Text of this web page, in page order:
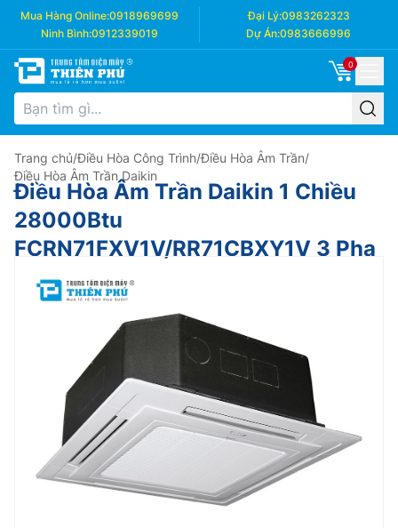
Mua Hàng Online:0918969699 Đại Lý:0983262323
Ninh Bình:0912339019 Dự Án:0983666996
0
Trang chủ/Điều Hòa Công Trình/Điều Hòa Âm Trần/
Điều Hòa Âm Trần Daikin
Điều Hòa Âm Trần Daikin 1 Chiều
28000Btu
FCRN71FXV1V/RR71CBXY1V 3 Pha